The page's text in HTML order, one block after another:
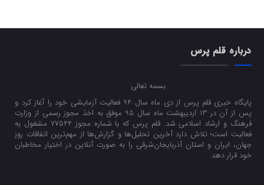
درباره قلم پرس
بسمه تعالی
پایگاه خبری قلم پرس از دی ماه سال 94 فعالیت آزمایشی خود را آغاز کرد و
پس از آن در 13 اردیبهشت ماه سال 95 موفق به اخذ مجوز رسمی از وزارت
فرهنگ و ارشاد اسلامی شد. قلم پرس که با شماره مجوز 77544 مشغول به
فعالیت است؛ تلاش دارد آخرین تحلیل‌ها و گزارش‌ها از مهم‌ترین اتفاقات روز
جهان، ایران و استان آذربایجان‌شرقی را به صورت آنلاین در اختیار مخاطبان
خود قرار دهد.